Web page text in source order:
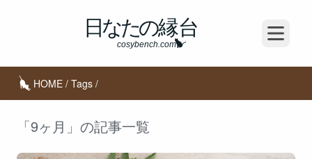
Open
HOME / Tags /
「9ヶ月」の記事一覧